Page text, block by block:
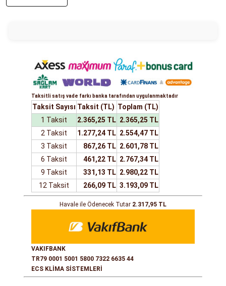
Taksitli satış vade farkı banka tarafından uygulanmaktadır
Taksit Sayısı Taksit (TL) Toplam (TL)
1 Taksit
2.365,25 TL 2.365,25 TL
2 Taksit
1.277,24 TL 2.554,47 TL
3 Taksit
867,26 TL 2.601,78 TL
6 Taksit
461,22 TL 2.767,34 TL
9 Taksit
331,13 TL 2.980,22 TL
12 Taksit
266,09 TL 3.193,09 TL
Havale ile Ödenecek Tutar 2.317,95 TL
VAKIFBANK
TR79 0001 5001 5800 7322 6635 44
ECS KLİMA SİSTEMLERİ